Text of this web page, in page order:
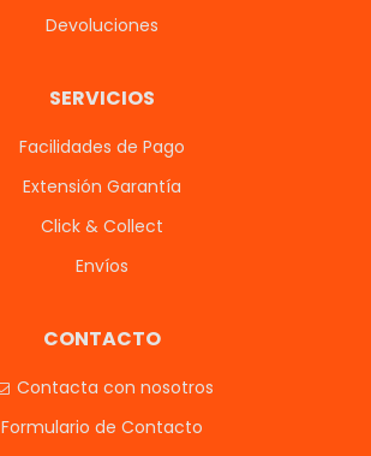
Devoluciones
SERVICIOS
Facilidades de Pago
Extensión Garantía
Click & Collect
Envíos
CONTACTO
Contacta con nosotros
Formulario de Contacto